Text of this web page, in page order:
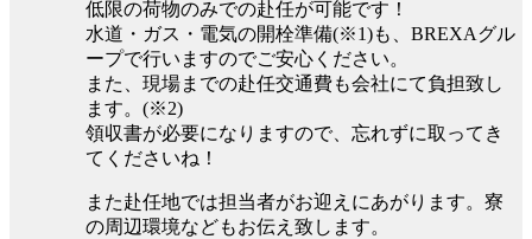
低限の荷物のみでの赴任が可能です！
水道・ガス・電気の開栓準備(※1)も、BREXAグル
ープで行いますのでご安心ください。
また、現場までの赴任交通費も会社にて負担致し
ます。(※2)
領収書が必要になりますので、忘れずに取ってき
てくださいね！
また赴任地では担当者がお迎えにあがります。寮
の周辺環境などもお伝え致します。